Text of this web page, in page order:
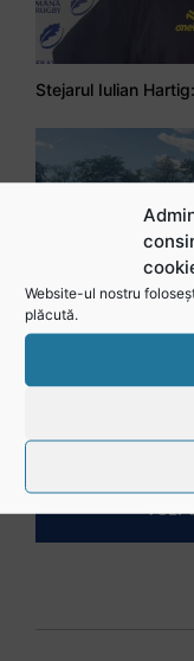
Website-ul nostru
plăcută.
Vezi